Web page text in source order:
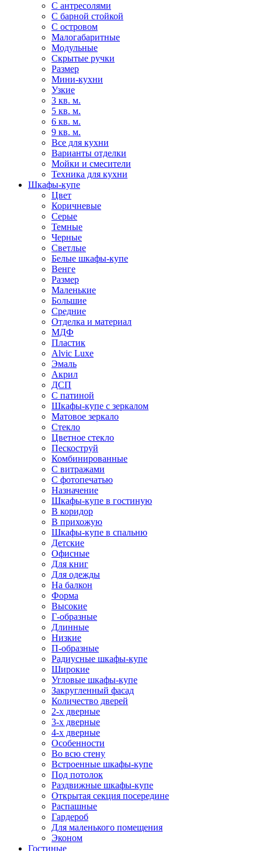
С антресолями
С барной стойкой
С островом
Малогабаритные
Модульные
Скрытые ручки
Размер
Мини-кухни
Узкие
3 кв. м.
5 кв. м.
6 кв. м.
9 кв. м.
Все для кухни
Варианты отделки
Мойки и смесители
Техника для кухни
Шкафы-купе
Цвет
Коричневые
Серые
Темные
Черные
Светлые
Белые шкафы-купе
Венге
Размер
Маленькие
Большие
Средние
Отделка и материал
МДФ
Пластик
Alvic Luxe
Эмаль
Акрил
ДСП
С патиной
Шкафы-купе с зеркалом
Матовое зеркало
Стекло
Цветное стекло
Пескоструй
Комбинированные
С витражами
С фотопечатью
Назначение
Шкафы-купе в гостиную
В коридор
В прихожую
Шкафы-купе в спальню
Детские
Офисные
Для книг
Для одежды
На балкон
Форма
Высокие
Г-образные
Длинные
Низкие
П-образные
Радиусные шкафы-купе
Широкие
Угловые шкафы-купе
Закругленный фасад
Количество дверей
2-х дверные
3-х дверные
4-х дверные
Особенности
Во всю стену
Встроенные шкафы-купе
Под потолок
Раздвижные шкафы-купе
Открытая секция посередине
Распашные
Гардероб
Для маленького помещения
Эконом
Гостиные